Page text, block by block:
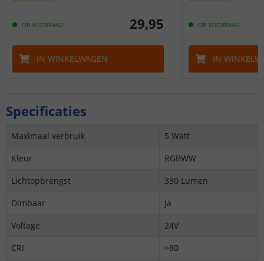
OP VOORRAAD 29,95
IN WINKELWAGEN
OP VOORRAAD
IN
Specificaties
Maximaal verbruik
5 Watt
Kleur
RGBWW
Lichtopbrengst
330 Lumen
Dimbaar
Ja
Voltage
24V
CRI
>80